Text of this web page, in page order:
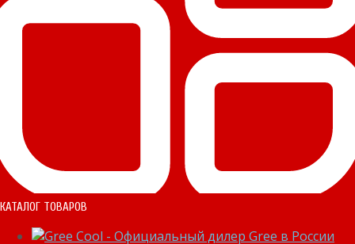
КАТАЛОГ ТОВАРОВ